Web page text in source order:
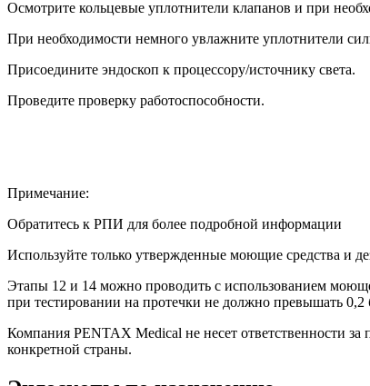
Осмотрите кольцевые уплотнители клапанов и при
При необходимости немного увлажните уплотнители
Присоедините эндоскоп к процессору/источнику света.
Проведите проверку работоспособности.
Примечание:
Обратитесь к РПИ для более подробной информации
Используйте только утвержденные моющие средства и
Этапы 12 и 14 можно проводить с использованием
при тестировании на протечки не должно превышать 0,2
Компания PENTAX Medical не несет ответственности за
конкретной страны.